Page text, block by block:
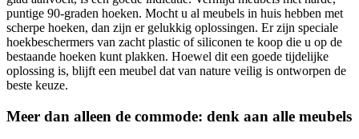
puntige 90-graden hoeken. Mocht u al meubels in huis hebben met
scherpe hoeken, dan zijn er gelukkig oplossingen. Er zijn speciale
hoekbeschermers van zacht plastic of siliconen te koop die u op de
bestaande hoeken kunt plakken. Hoewel dit een goede tijdelijke
oplossing is, blijft een meubel dat van nature veilig is ontworpen de
beste keuze.
Meer dan alleen de commode: denk aan alle meubels